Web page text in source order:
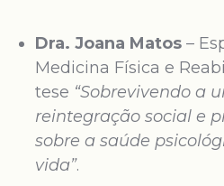
Dra. Joana Matos –
Medicina Física e
tese “Sobrevivendo a
reintegração social e
sobre a saúde
vida”.